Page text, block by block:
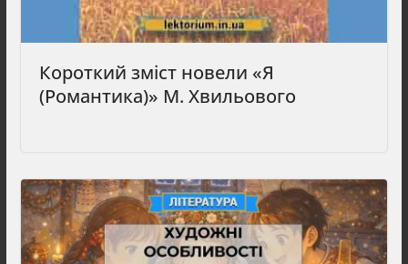
Короткий зміст новели «Я
(Романтика)» М. Хвильового